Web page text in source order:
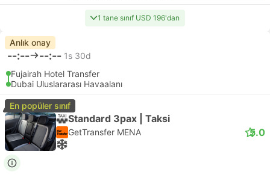
1 tane sınıf USD 196'dan
Anlık onay
--:-- --:-- 1s 30d
Fujairah Hotel Transfer
Dubai Uluslararası Havaalanı
En popüler sınıf
Standard 3pax | Taksi
GetTransfer MENA 5.0